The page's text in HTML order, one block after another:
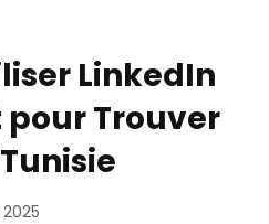
LinkedIn
Trouver